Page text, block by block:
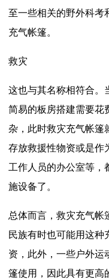
至一些相关的野外科考
充气帐篷。
救灾
这也与其名称相符合。
简易的板房搭建需要花
杂，此时救灾充气帐篷
存放救援性物资或是作
工作人员的办公室等，
施设备了。
总体而言，救灾充气帐
民族有时也可能用这种
资，此外，一些户外运
篷使用，因此具有更高